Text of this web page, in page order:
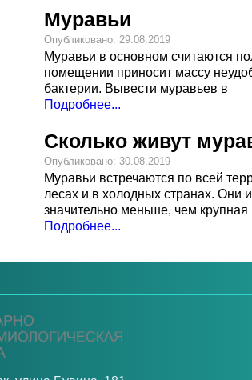
Муравьи
Опубликовано: 29.08.2019
Муравьи в основном считаются
помещении приносит массу
бактерии. Вывести муравьев в
Подробнее...
Сколько живут
Опубликовано: 30.08.2019
Муравьи встречаются по всей
лесах и в холодных странах. Они
значительно меньше, чем крупная
Подробнее...